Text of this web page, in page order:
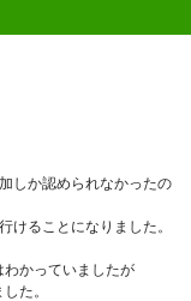
しか認められなかったの
けることになりました。
かっていましたが
た。